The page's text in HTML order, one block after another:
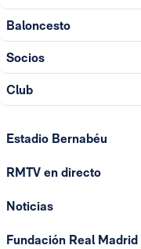
Baloncesto
Socios
Club
Estadio Bernabéu
RMTV en directo
Noticias
Fundación Real Madrid